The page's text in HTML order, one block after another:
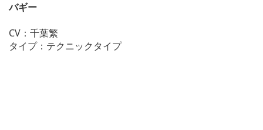
バギー
CV：千葉繁
タイプ：テクニックタイプ